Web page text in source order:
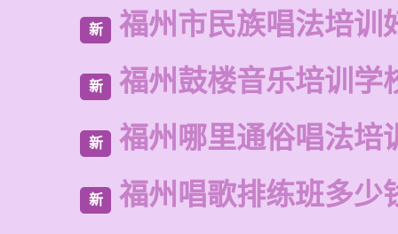
新 福州市民族唱法培训
新 福州鼓楼音乐培训学
新 福州哪里通俗唱法培
新 福州唱歌排练班多少